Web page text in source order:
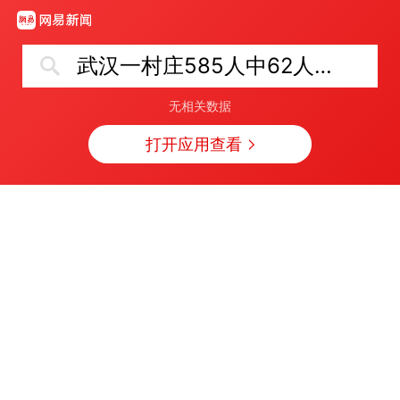
武汉一村庄585人中62人患癌
无相关数据
打开应用查看